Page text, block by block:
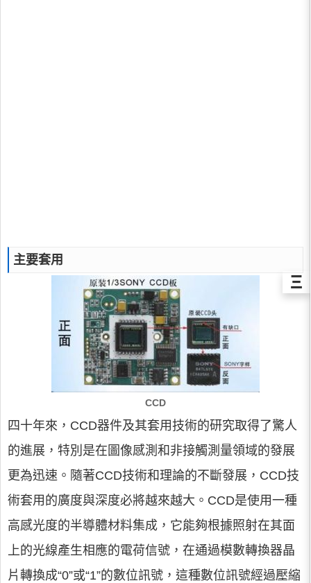
主要套用
CCD
四十年來，CCD器件及其套用技術的研究取得了驚人
的進展，特別是在圖像感測和非接觸測量領域的發展
更為迅速。隨著CCD技術和理論的不斷發展，CCD技
術套用的廣度與深度必將越來越大。CCD是使用一種
高感光度的半導體材料集成，它能夠根據照射在其面
上的光線產生相應的電荷信號，在通過模數轉換器晶
片轉換成“0”或“1”的數位訊號，這種數位訊號經過壓縮
Ξ